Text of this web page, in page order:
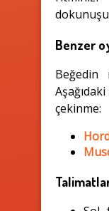
Benzer
Beğedin
çekinme: